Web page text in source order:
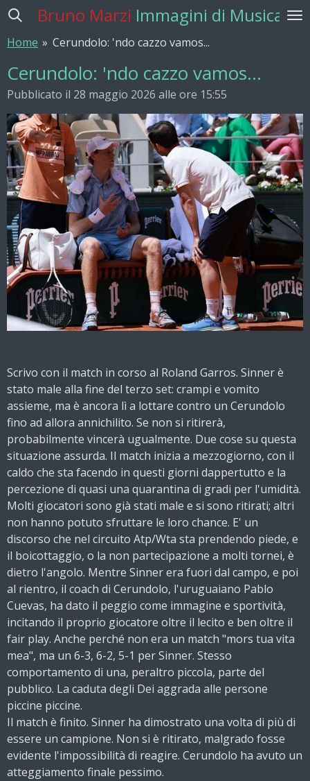
Vai
contenuto
Bruno Marzi Immagini di Musica
Home » Cerundolo: 'ndo cazzo vamos...
Cerundolo: 'ndo cazzo vamos...
Pubblicato il 28 maggio 2026 alle ore 15:55
Scrivo con il match in corso al Roland Garros. Sinner è
stato male alla fine del terzo set: crampi e vomito
assieme, ma è ancora lì a lottare contro un Cerundolo
fino ad allora annichilito. Se non si ritirerà,
probabilmente vincerà ugualmente. Due cose su questa
situazione assurda. Il match inizia a mezzogiorno, con il
caldo che sta facendo in questi giorni dappertutto e la
percezione di quasi una quarantina di gradi per l'umidità.
Molti giocatori sono già stati male e si sono ritirati; altri
non hanno potuto sfruttare le loro chance. E' un
discorso che nel circuito Atp/Wta sta prendendo piede, e
il boicottaggio, o la non partecipazione a molti tornei, è
dietro l'angolo. Mentre Sinner era fuori dal campo, e poi
al rientro, il coach di Cerundolo, l'uruguaiano Pablo
Cuevas, ha dato il peggio come immagine e sportività,
incitando il proprio giocatore oltre il lecito e ben oltre il
fair play. Anche perché non era un match "mors tua vita
mea", ma un 6-3, 6-2, 5-1 per Sinner. Stesso
comportamento di una, peraltro piccola, parte del
pubblico. La caduta degli Dei aggrada alle persone
piccine piccine.
Il match è finito. Sinner ha dimostrato una volta di più di
essere un campione. Non si è ritirato, malgrado fosse
evidente l'impossibilità di reagire. Cerundolo ha avuto un
atteggiamento finale pessimo.